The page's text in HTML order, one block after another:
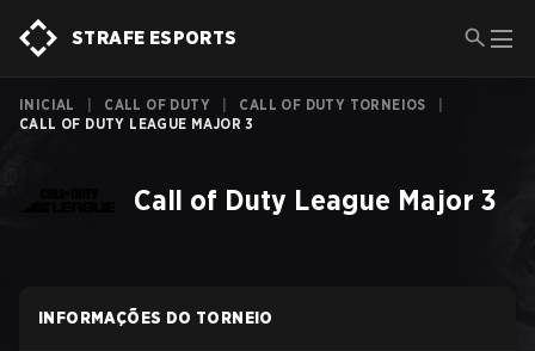
STRAFE ESPORTS
INICIAL CALL OF DUTY CALL OF DUTY TORNEIOS
CALL OF DUTY LEAGUE MAJOR 3
Call of Duty League Major 3
INFORMAÇÕES DO TORNEIO